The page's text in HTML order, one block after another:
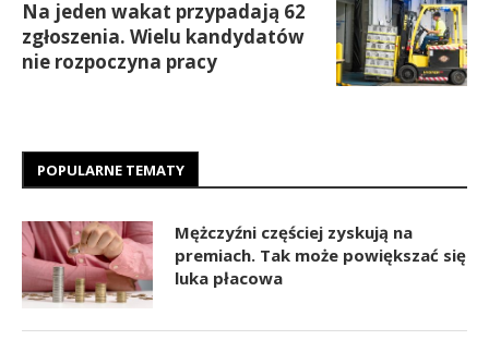
Na jeden wakat przypadają 62
zgłoszenia. Wielu kandydatów
nie rozpoczyna pracy
POPULARNE TEMATY
Mężczyźni częściej zyskują na
premiach. Tak może powiększać się
luka płacowa